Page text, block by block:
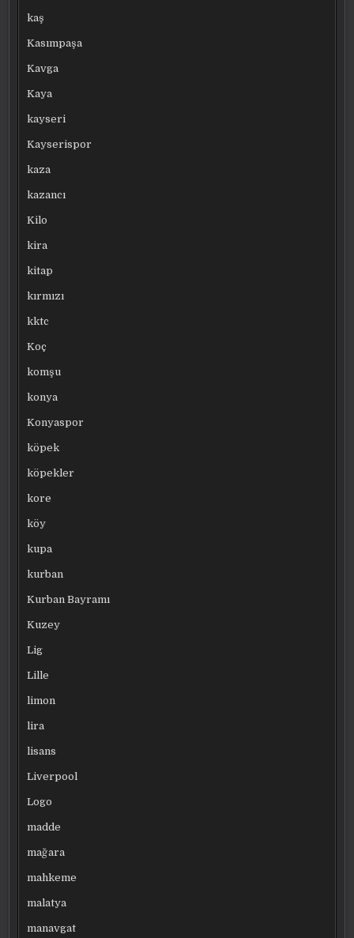
kaş
Kasımpaşa
Kavga
Kaya
kayseri
Kayserispor
kaza
kazancı
Kilo
kira
kitap
kırmızı
kktc
Koç
komşu
konya
Konyaspor
köpek
köpekler
kore
köy
kupa
kurban
Kurban Bayramı
Kuzey
Lig
Lille
limon
lira
lisans
Liverpool
Logo
madde
mağara
mahkeme
malatya
manavgat